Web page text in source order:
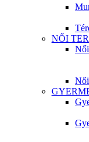
NŐI